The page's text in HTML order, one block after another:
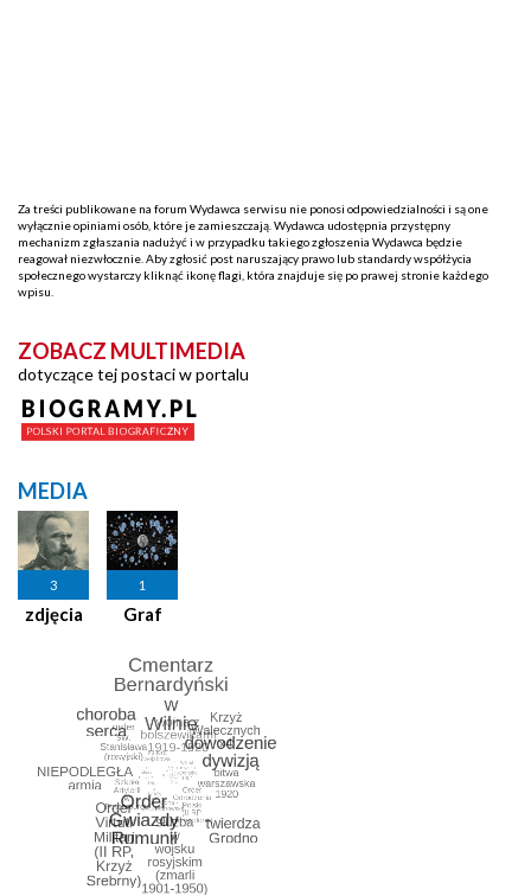
Za treści publikowane na forum Wydawca serwisu nie ponosi odpowiedzialności i są one
wyłącznie opiniami osób, które je zamieszczają. Wydawca udostępnia przystępny
mechanizm zgłaszania nadużyć i w przypadku takiego zgłoszenia Wydawca będzie
reagował niezwłocznie. Aby zgłosić post naruszający prawo lub standardy współżycia
społecznego wystarczy kliknąć ikonę flagi, która znajduje się po prawej stronie każdego
wpisu.
ZOBACZ MULTIMEDIA
dotyczące tej postaci w portalu
MEDIA
3
zdjęcia
1
Graf